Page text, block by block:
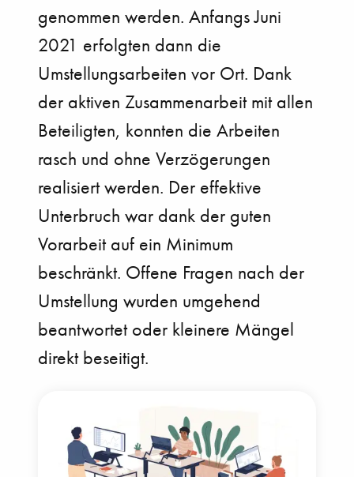
genommen werden. Anfangs Juni
2021 erfolgten dann die
Umstellungsarbeiten vor Ort. Dank
der aktiven Zusammenarbeit mit allen
Beteiligten, konnten die Arbeiten
rasch und ohne Verzögerungen
realisiert werden. Der effektive
Unterbruch war dank der guten
Vorarbeit auf ein Minimum
beschränkt. Offene Fragen nach der
Umstellung wurden umgehend
beantwortet oder kleinere Mängel
direkt beseitigt.